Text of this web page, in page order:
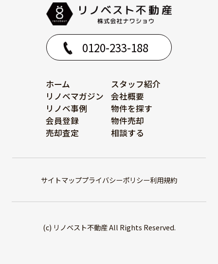
0120-233-188
ホーム
スタッフ紹介
リノベマガジン
会社概要
リノベ事例
物件を探す
会員登録
物件売却
売却査定
相談する
サイトマッププライバシーポリシー利用規約
(c) リノベスト不動産 All Rights Reserved.